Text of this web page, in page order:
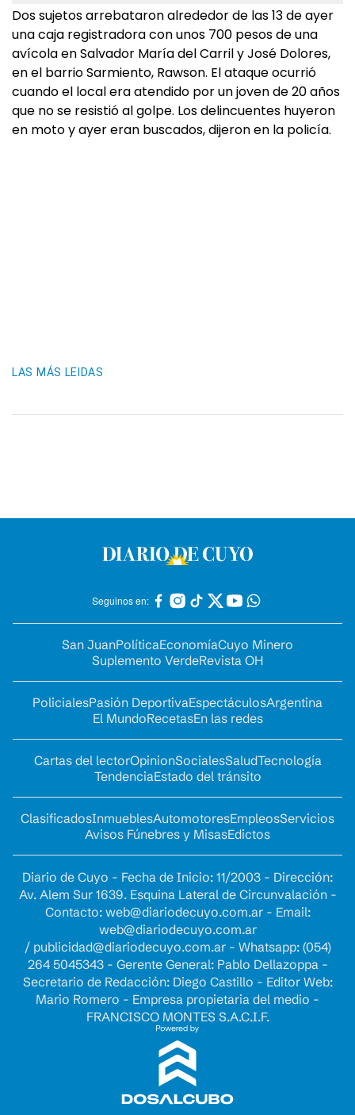
Dos sujetos arrebataron alrededor de las 13 de ayer
una caja registradora con unos 700 pesos de una
avícola en Salvador María del Carril y José Dolores,
en el barrio Sarmiento, Rawson. El ataque ocurrió
cuando el local era atendido por un joven de 20 años
que no se resistió al golpe. Los delincuentes huyeron
en moto y ayer eran buscados, dijeron en la policía.
LAS MÁS LEIDAS
Seguinos en:
San JuanPolíticaEconomíaCuyo Minero
Suplemento VerdeRevista OH
PolicialesPasión DeportivaEspectáculosArgentina
El MundoRecetasEn las redes
Cartas del lectorOpinionSocialesSaludTecnología
TendenciaEstado del tránsito
ClasificadosInmueblesAutomotoresEmpleosServicios
Avisos Fúnebres y MisasEdictos
Diario de Cuyo - Fecha de Inicio: 11/2003 - Dirección:
Av. Alem Sur 1639. Esquina Lateral de Circunvalación -
Contacto: web@diariodecuyo.com.ar- Email:
web@diariodecuyo.com.ar
/ publicidad@diariodecuyo.com.ar- Whatsapp: (054)
264 5045343 - Gerente General: Pablo Dellazoppa -
Secretario de Redacción: Diego Castillo - Editor Web:
Mario Romero - Empresa propietaria del medio -
FRANCISCO MONTES S.A.C.I.F.